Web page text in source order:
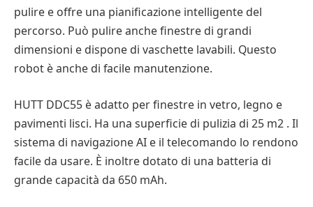
pulire e offre una pianificazione intelligente del
percorso. Può pulire anche finestre di grandi
dimensioni e dispone di vaschette lavabili. Questo
robot è anche di facile manutenzione.
HUTT DDC55 è adatto per finestre in vetro, legno e
pavimenti lisci. Ha una superficie di pulizia di 25 m2 . Il
sistema di navigazione AI e il telecomando lo rendono
facile da usare. È inoltre dotato di una batteria di
grande capacità da 650 mAh.